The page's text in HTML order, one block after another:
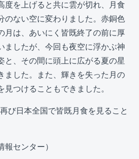
度を上げると共に雲が切れ、月食
のない空に変わりました。赤銅色
月は、あいにく皆既終了の前に厚
ましたが、今回も夜空に浮かぶ神
と、その間に頭上に広がる夏の星
ました。また、輝きを失った月の
つけることもできました。
び日本全国で皆既月食を見ること
センター）